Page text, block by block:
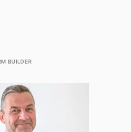
BUILDER